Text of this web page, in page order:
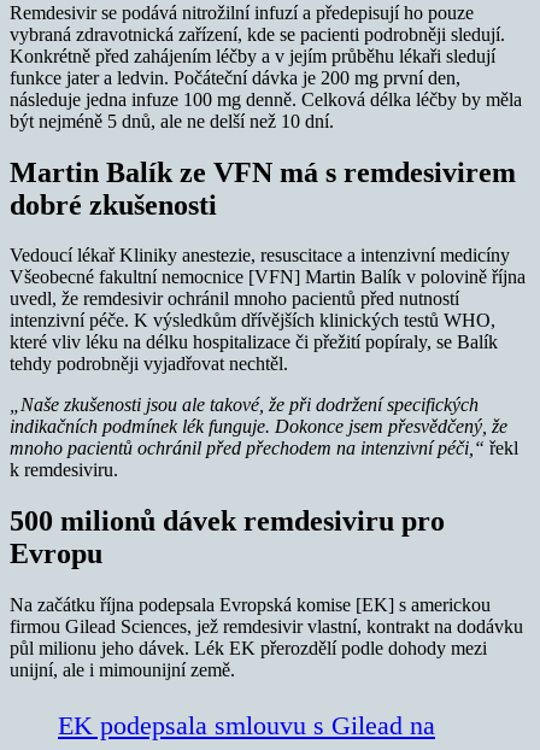
Remdesivir se podává nitrožilní infuzí a předepisují ho pouze
vybraná zdravotnická zařízení, kde se pacienti podrobněji sledují.
Konkrétně před zahájením léčby a v jejím průběhu lékaři sledují
funkce jater a ledvin. Počáteční dávka je 200 mg první den,
následuje jedna infuze 100 mg denně. Celková délka léčby by měla
být nejméně 5 dnů, ale ne delší než 10 dní.
Martin Balík ze VFN má s remdesivirem
dobré zkušenosti
Vedoucí lékař Kliniky anestezie, resuscitace a intenzivní medicíny
Všeobecné fakultní nemocnice [VFN] Martin Balík v polovině října
uvedl, že remdesivir ochránil mnoho pacientů před nutností
intenzivní péče. K výsledkům dřívějších klinických testů WHO,
které vliv léku na délku hospitalizace či přežití popíraly, se Balík
tehdy podrobněji vyjadřovat nechtěl.
„Naše zkušenosti jsou ale takové, že při dodržení specifických
indikačních podmínek lék funguje. Dokonce jsem přesvědčený, že
mnoho pacientů ochránil před přechodem na intenzivní péči,“ řekl
k remdesiviru.
500 milionů dávek remdesiviru pro
Evropu
Na začátku října podepsala Evropská komise [EK] s americkou
firmou Gilead Sciences, jež remdesivir vlastní, kontrakt na dodávku
půl milionu jeho dávek. Lék EK přerozdělí podle dohody mezi
unijní, ale i mimounijní země.
EK podepsala smlouvu s Gilead na